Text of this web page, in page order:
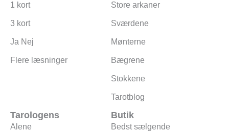
1 kort
3 kort
Ja Nej
Flere læsninger
Store arkaner
Sværdene
Mønterne
Bægrene
Stokkene
Tarotblog
Tarologens
Alene
Butik
Bedst sælgende